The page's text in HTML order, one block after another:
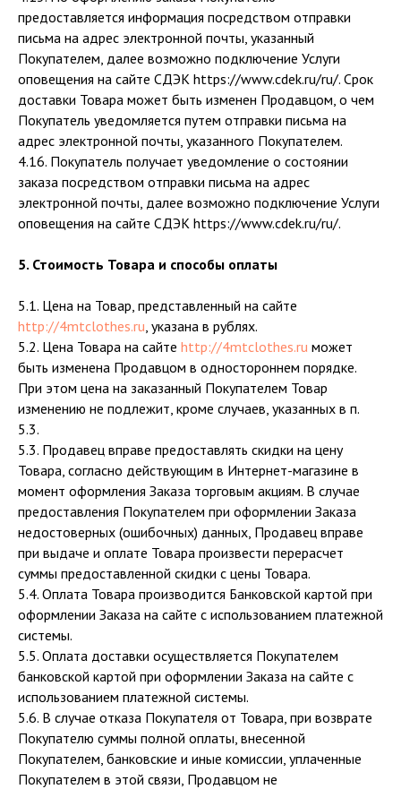
предоставляется информация посредством отправки
письма на адрес электронной почты, указанный
Покупателем, далее возможно подключение Услуги
оповещения на сайте СДЭК https://www.cdek.ru/ru/. Срок
доставки Товара может быть изменен Продавцом, о чем
Покупатель уведомляется путем отправки письма на
адрес электронной почты, указанного Покупателем.
4.16. Покупатель получает уведомление о состоянии
заказа посредством отправки письма на адрес
электронной почты, далее возможно подключение Услуги
оповещения на сайте СДЭК https://www.cdek.ru/ru/.
5. Стоимость Товара и способы оплаты
5.1. Цена на Товар, представленный на сайте
http://4mtclothes.ru, указана в рублях.
5.2. Цена Товара на сайте http://4mtclothes.ru может
быть изменена Продавцом в одностороннем порядке.
При этом цена на заказанный Покупателем Товар
изменению не подлежит, кроме случаев, указанных в п.
5.3.
5.3. Продавец вправе предоставлять скидки на цену
Товара, согласно действующим в Интернет-магазине в
момент оформления Заказа торговым акциям. В случае
предоставления Покупателем при оформлении Заказа
недостоверных (ошибочных) данных, Продавец вправе
при выдаче и оплате Товара произвести перерасчет
суммы предоставленной скидки с цены Товара.
5.4. Оплата Товара производится Банковской картой при
оформлении Заказа на сайте с использованием платежной
системы.
5.5. Оплата доставки осуществляется Покупателем
банковской картой при оформлении Заказа на сайте с
использованием платежной системы.
5.6. В случае отказа Покупателя от Товара, при возврате
Покупателю суммы полной оплаты, внесенной
Покупателем, банковские и иные комиссии, уплаченные
Покупателем в этой связи, Продавцом не